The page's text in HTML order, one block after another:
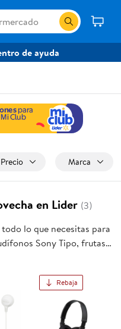
de ayuda
Precio Marca
en Lider (3)
lo que necesitas para
Sony Tipo, frutas
el hogar, aquí lo
y haz que esta
para ti y tu familia.
Rebaja